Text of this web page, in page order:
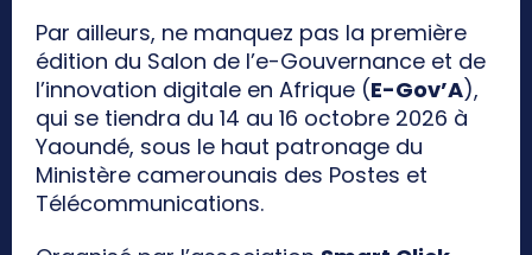
Par ailleurs, ne manquez pas la première
édition du Salon de l’e-Gouvernance et de
l’innovation digitale en Afrique (E-Gov’A),
qui se tiendra du 14 au 16 octobre 2026 à
Yaoundé, sous le haut patronage du
Ministère camerounais des Postes et
Télécommunications.